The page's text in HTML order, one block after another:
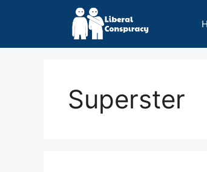
Superster